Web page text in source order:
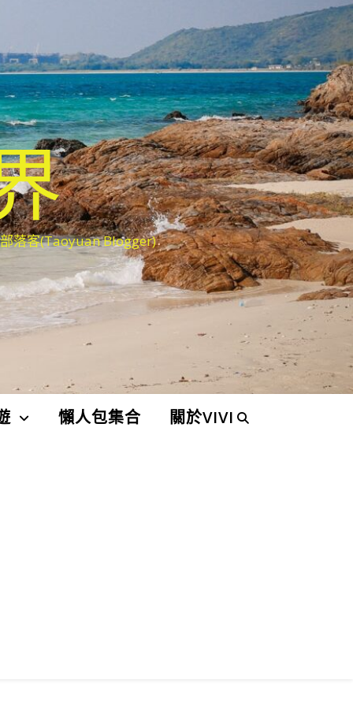
落客(Taoyuan Blogger)
懶人包集合 關於VIVI